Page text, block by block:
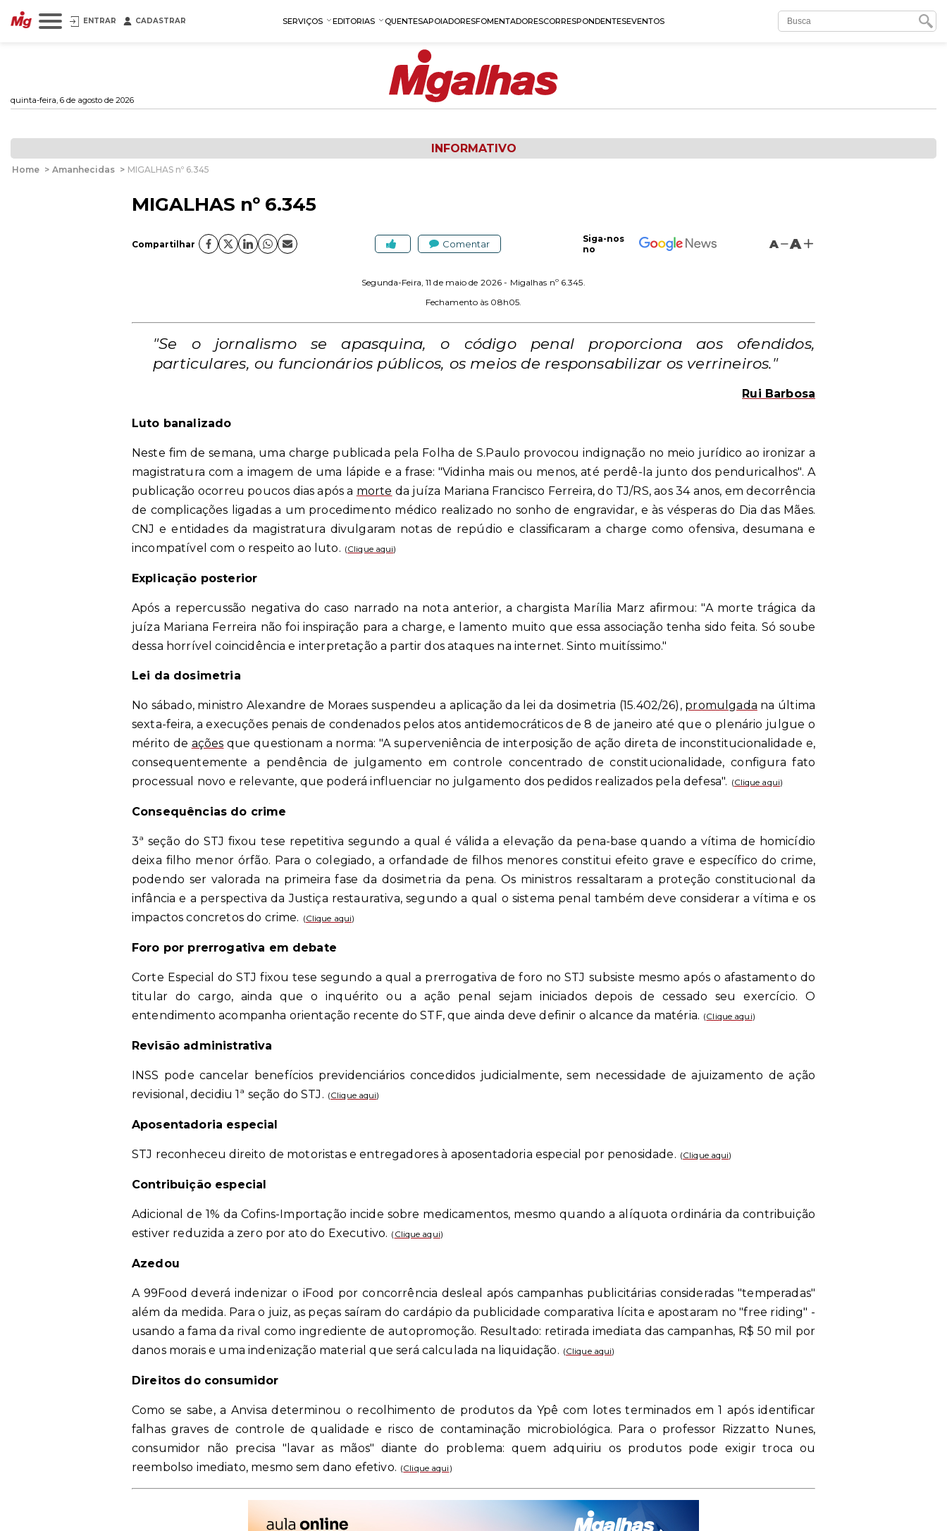
ENTRAR CADASTRAR SERVIÇOS EDITORIAS QUENTESAPOIADORESFOMENTADORESCORRESPONDENTESEVENTOS
quinta-feira, 6 de agosto de 2026
INFORMATIVO
Home > Amanhecidas > MIGALHAS nº 6.345
MIGALHAS nº 6.345
Compartilhar Comentar
Siga-nos
no
A A
Segunda-Feira, 11 de maio de 2026 - Migalhas nº 6.345.
Fechamento às 08h05.
"Se o jornalismo se apasquina, o código penal proporciona aos ofendidos,
particulares, ou funcionários públicos, os meios de responsabilizar os verrineiros."
Rui Barbosa
Luto banalizado
Neste fim de semana, uma charge publicada pela Folha de S.Paulo provocou indignação no meio jurídico ao ironizar a
magistratura com a imagem de uma lápide e a frase: "Vidinha mais ou menos, até perdê-la junto dos penduricalhos". A
publicação ocorreu poucos dias após a morte da juíza Mariana Francisco Ferreira, do TJ/RS, aos 34 anos, em decorrência
de complicações ligadas a um procedimento médico realizado no sonho de engravidar, e às vésperas do Dia das Mães.
CNJ e entidades da magistratura divulgaram notas de repúdio e classificaram a charge como ofensiva, desumana e
incompatível com o respeito ao luto. (Clique aqui)
Explicação posterior
Após a repercussão negativa do caso narrado na nota anterior, a chargista Marília Marz afirmou: "A morte trágica da
juíza Mariana Ferreira não foi inspiração para a charge, e lamento muito que essa associação tenha sido feita. Só soube
dessa horrível coincidência e interpretação a partir dos ataques na internet. Sinto muitíssimo."
Lei da dosimetria
No sábado, ministro Alexandre de Moraes suspendeu a aplicação da lei da dosimetria (15.402/26), promulgada na última
sexta-feira, a execuções penais de condenados pelos atos antidemocráticos de 8 de janeiro até que o plenário julgue o
mérito de ações que questionam a norma: "A superveniência de interposição de ação direta de inconstitucionalidade e,
consequentemente a pendência de julgamento em controle concentrado de constitucionalidade, configura fato
processual novo e relevante, que poderá influenciar no julgamento dos pedidos realizados pela defesa". (Clique aqui)
Consequências do crime
3ª seção do STJ fixou tese repetitiva segundo a qual é válida a elevação da pena-base quando a vítima de homicídio
deixa filho menor órfão. Para o colegiado, a orfandade de filhos menores constitui efeito grave e específico do crime,
podendo ser valorada na primeira fase da dosimetria da pena. Os ministros ressaltaram a proteção constitucional da
infância e a perspectiva da Justiça restaurativa, segundo a qual o sistema penal também deve considerar a vítima e os
impactos concretos do crime. (Clique aqui)
Foro por prerrogativa em debate
Corte Especial do STJ fixou tese segundo a qual a prerrogativa de foro no STJ subsiste mesmo após o afastamento do
titular do cargo, ainda que o inquérito ou a ação penal sejam iniciados depois de cessado seu exercício. O
entendimento acompanha orientação recente do STF, que ainda deve definir o alcance da matéria. (Clique aqui)
Revisão administrativa
INSS pode cancelar benefícios previdenciários concedidos judicialmente, sem necessidade de ajuizamento de ação
revisional, decidiu 1ª seção do STJ. (Clique aqui)
Aposentadoria especial
STJ reconheceu direito de motoristas e entregadores à aposentadoria especial por penosidade. (Clique aqui)
Contribuição especial
Adicional de 1% da Cofins-Importação incide sobre medicamentos, mesmo quando a alíquota ordinária da contribuição
estiver reduzida a zero por ato do Executivo. ( Clique aqui)
Azedou
A 99Food deverá indenizar o iFood por concorrência desleal após campanhas publicitárias consideradas "temperadas"
além da medida. Para o juiz, as peças saíram do cardápio da publicidade comparativa lícita e apostaram no "free riding" -
usando a fama da rival como ingrediente de autopromoção. Resultado: retirada imediata das campanhas, R$ 50 mil por
danos morais e uma indenização material que será calculada na liquidação. (Clique aqui)
Direitos do consumidor
Como se sabe, a Anvisa determinou o recolhimento de produtos da Ypê com lotes terminados em 1 após identificar
falhas graves de controle de qualidade e risco de contaminação microbiológica. Para o professor Rizzatto Nunes,
consumidor não precisa "lavar as mãos" diante do problema: quem adquiriu os produtos pode exigir troca ou
reembolso imediato, mesmo sem dano efetivo. (Clique aqui )